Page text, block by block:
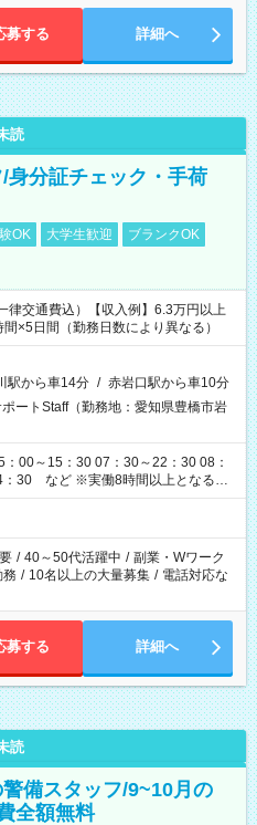
募する 詳細へ
読
身分証チェック・手荷
OK 大学生歓迎
ブランクOK
律交通費込）【収入例】6.3万円以上
×5日間（勤務日数により異なる）
駅から車14分 / 赤岩口駅から車10分
ートStaff（勤務地：愛知県豊橋市岩
00～15：30 07：30～22：30 08：
：30 など ※実働8時間以上となる勤
憩があります。
/ 40～50代活躍中 / 副業・Wワーク
務 / 10名以上の大量募集 / 電話対応な
募する 詳細へ
読
備スタッフ/9~10月の
全額無料